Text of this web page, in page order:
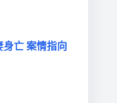
亡 案情指向